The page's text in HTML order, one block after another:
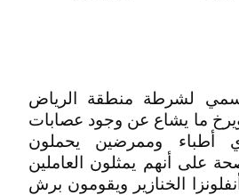
لشرطة منطقة الرياض
ما يشاع عن وجود عصابات
أطباء وممرضين يحملون
على أنهم يمثلون العاملين
الخنازير ويقومون برش